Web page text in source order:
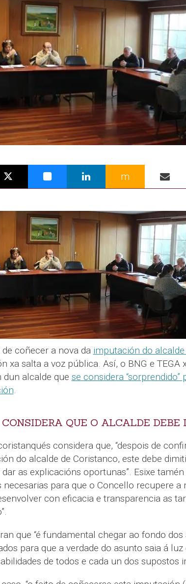
m
de coñecer a nova da imputación do
xa salta a voz pública. Así, o BNG e TEGA
dun alcalde que se considera “sorprendido”
.
CONSIDERA QUE O ALCALDE DEBE
considera que, “despois de
do alcalde de Coristanco, este debe
as explicacións oportunas”. Esixe tamén
necesarias para que o Concello recupere a
con eficacia e transparencia as
que “é fundamental chegar ao fondo dos
para que a verdade do asunto saia á
de todos e cada un dos supostos